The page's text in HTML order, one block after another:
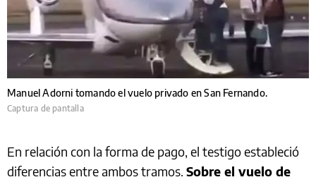
Manuel Adorni tomando el vuelo privado en San Fernando.
Captura de pantalla
En relación con la forma de pago, el testigo estableció
diferencias entre ambos tramos. Sobre el vuelo de